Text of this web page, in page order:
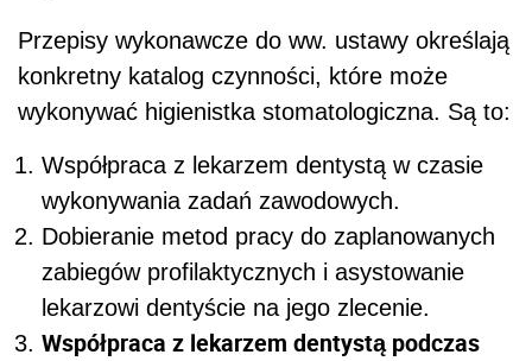
Przepisy wykonawcze do ww. ustawy określają
konkretny katalog czynności, które może
wykonywać higienistka stomatologiczna. Są to:
Współpraca z lekarzem dentystą w czasie
wykonywania zadań zawodowych.
Dobieranie metod pracy do zaplanowanych
zabiegów profilaktycznych i asystowanie
lekarzowi dentyście na jego zlecenie.
Współpraca z lekarzem dentystą podczas